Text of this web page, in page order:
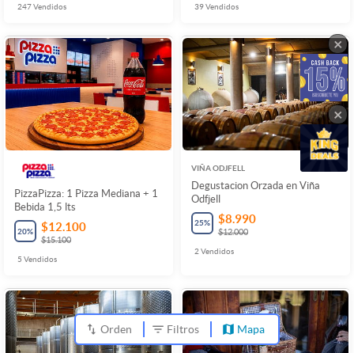
247Vendidos
39Vendidos
PizzaPizza: 1 Pizza Mediana + 1
Bebida 1,5 lts
20% $12.100
$15.100
5 Vendidos
VIÑA ODJFELL
Degustacion Orzada en Viña
Odfjell
25% $8.990
$12.000
2 Vendidos
Orden Filtros Mapa
×
×